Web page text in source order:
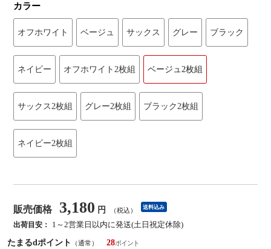
カラー
オフホワイト ベージュ サックス グレー ブラック
ネイビー オフホワイト2枚組 ベージュ2枚組
サックス2枚組 グレー2枚組 ブラック2枚組
ネイビー2枚組
販売価格 3,180 円 （税込） 送料込み
出荷目安：
1～2営業日以内に発送(土日祝定休除)
たまるdポイント
（通常）
28